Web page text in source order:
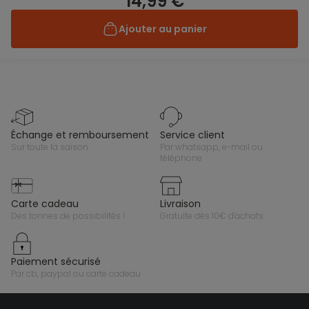
Ajouter au panier
échange et remboursement
sur toute la saison
service client
par whatsapp, e-mail ou
téléphone
carte cadeau
des tonnes de possibilités !
livraison
gratuite dès 10€ d'achats
paiement sécurisé
par cb, paypal ou carte cadeau